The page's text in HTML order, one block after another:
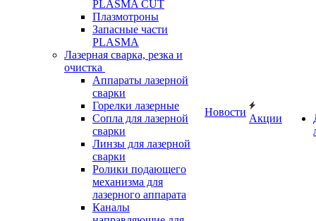
PLASMA CUT
Плазмотроны
Запасные части
PLASMA
Лазерная сварка, резка и
очистка
Аппараты лазерной
сварки
Горелки лазерные
Сопла для лазерной
сварки
Линзы для лазерной
сварки
Ролики подающего
механизма для
лазерного аппарата
Каналы
Новости
Акции